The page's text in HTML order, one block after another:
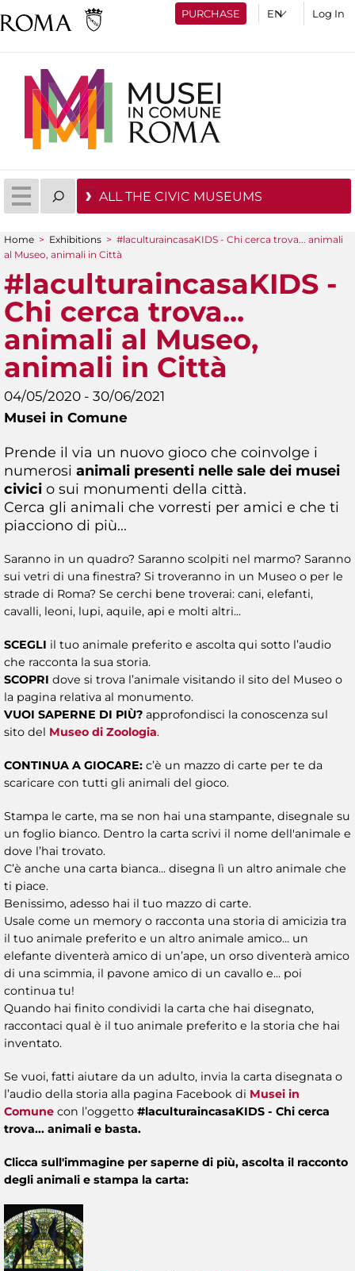
PURCHASE Log In
ALL THE CIVIC MUSEUMS
You are here
Home > Exhibitions > #laculturaincasaKIDS - Chi cerca trova... animali
al Museo, animali in Città
#laculturaincasaKIDS -
Chi cerca trova...
animali al Museo,
animali in Città
04/05/2020 - 30/06/2021
Musei in Comune
Prende il via un nuovo gioco che coinvolge i
numerosi animali presenti nelle sale dei musei
civici o sui monumenti della città.
Cerca gli animali che vorresti per amici e che ti
piacciono di più...
Saranno in un quadro? Saranno scolpiti nel marmo? Saranno
sui vetri di una finestra? Si troveranno in un Museo o per le
strade di Roma? Se cerchi bene troverai: cani, elefanti,
cavalli, leoni, lupi, aquile, api e molti altri...
SCEGLI il tuo animale preferito e ascolta qui sotto l’audio
che racconta la sua storia.
SCOPRI dove si trova l’animale visitando il sito del Museo o
la pagina relativa al monumento.
VUOI SAPERNE DI PIÙ? approfondisci la conoscenza sul
sito del Museo di Zoologia.
CONTINUA A GIOCARE: c’è un mazzo di carte per te da
scaricare con tutti gli animali del gioco.
Stampa le carte, ma se non hai una stampante, disegnale su
un foglio bianco. Dentro la carta scrivi il nome dell'animale e
dove l’hai trovato.
C’è anche una carta bianca... disegna lì un altro animale che
ti piace.
Benissimo, adesso hai il tuo mazzo di carte.
Usale come un memory o racconta una storia di amicizia tra
il tuo animale preferito e un altro animale amico... un
elefante diventerà amico di un’ape, un orso diventerà amico
di una scimmia, il pavone amico di un cavallo e... poi
continua tu!
Quando hai finito condividi la carta che hai disegnato,
raccontaci qual è il tuo animale preferito e la storia che hai
inventato.
Se vuoi, fatti aiutare da un adulto, invia la carta disegnata o
l’audio della storia alla pagina Facebook di Musei in
Comune con l’oggetto #laculturaincasaKIDS - Chi cerca
trova... animali e basta.
Clicca sull'immagine per saperne di più, ascolta il racconto
degli animali e stampa la carta: